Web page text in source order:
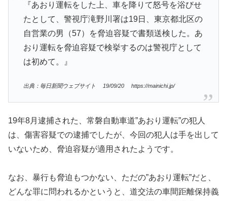
『あおり運転をした上、車を降りて怒号を浴びせ
たとして、警視庁滝野川署は19日、東京都北区の
自営業の男（57）を脅迫容疑で書類送検した。あ
おり運転を脅迫容疑で検挙するのは警視庁として
は初めて。』
出典：毎日新聞ウェブサイト 19/09/20 https://mainichi.jp/
19年8月逮捕された、常磐自動車道”あおり運転”の犯人
は、傷害容疑での逮捕でしたが、今回の犯人は手を出して
いないため、脅迫容疑が適用されたようです。
なお、暴行も脅迫もつかない、ただの”あおり運転”だと、
どんな罪に問われるかというと、道交法の車間距離保持義